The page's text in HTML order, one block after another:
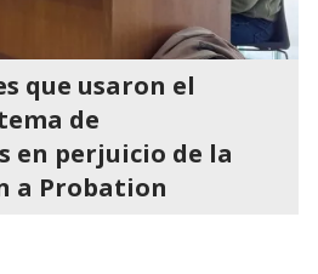
que usaron el
de
en perjuicio de la
a Probation